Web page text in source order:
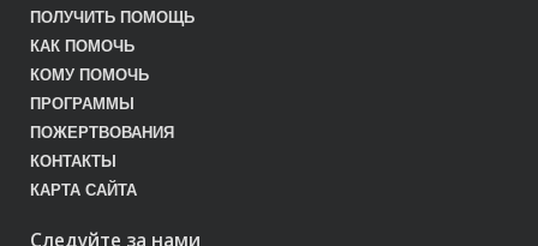
ПОЛУЧИТЬ ПОМОЩЬ
КАК ПОМОЧЬ
КОМУ ПОМОЧЬ
ПРОГРАММЫ
ПОЖЕРТВОВАНИЯ
КОНТАКТЫ
КАРТА САЙТА
Следуйте за нами